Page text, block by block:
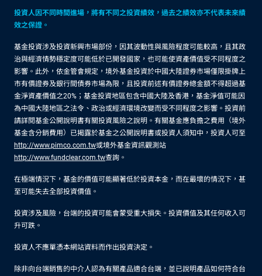
投資人因不同時間進場，將有不同之投資績效，過去之績效亦不代表未來績
效之保證。
基金投資涉及投資新興市場部份，因其波動性與風險程度可能較高，且其政
治與經濟情勢穩定度可能低於已開發國家，也可能使資產價值受不同程度之
影響。此外，依金管會規定，境外基金投資於中國大陸證券市場僅限掛牌上
市有價證券及銀行間債券市場為限，且投資前述有價證券總金額不得超過基
金淨資產價值之20%；基金投資地區包含中國大陸及香港，基金淨值可能因
為中國大陸地區之法令、政治或經濟環境改變而受不同程度之影響。投資前
請詳閱基金公開說明書有關投資風險之說明。有關基金應負擔之費用（境外
基金含分銷費用）已揭露於基金之公開說明書或投資人須知中，投資人可至
http://www.pimco.com.tw或境外基金資訊觀測站
http://www.fundclear.com.tw查詢。
在極端情況下，基金的價值可能顯著低於投資本金，而在最壞的情況下，甚
至可能失去全部投資價值。
投資涉及風險，台端的投資可能會蒙受重大損失。投資價值及其任何收入可
升可跌。
投資人不應單憑本網站資料而作出投資決定。
除非向台端銷售的中介人認為有關產品適合台端，並已說明產品如何符合台